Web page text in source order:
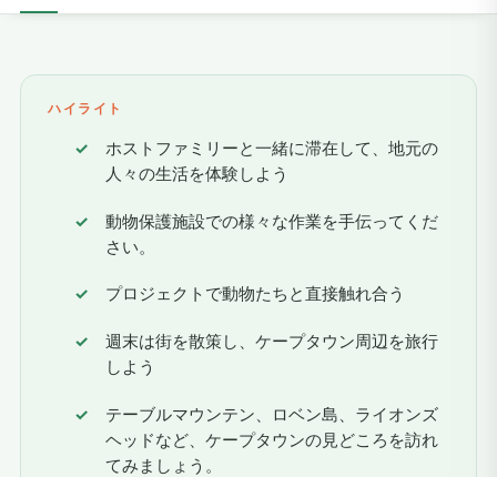
ハイライト
ホストファミリーと一緒に滞在して、地元の
人々の生活を体験しよう
動物保護施設での様々な作業を手伝ってくだ
さい。
プロジェクトで動物たちと直接触れ合う
週末は街を散策し、ケープタウン周辺を旅行
しよう
テーブルマウンテン、ロベン島、ライオンズ
ヘッドなど、ケープタウンの見どころを訪れ
てみましょう。